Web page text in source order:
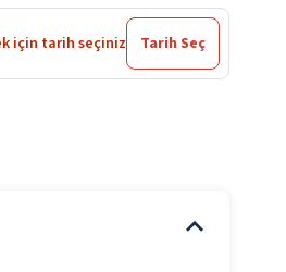
için tarih seçiniz Tarih Seç